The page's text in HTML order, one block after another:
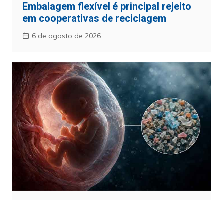
Embalagem flexível é principal rejeito
em cooperativas de reciclagem
6 de agosto de 2026